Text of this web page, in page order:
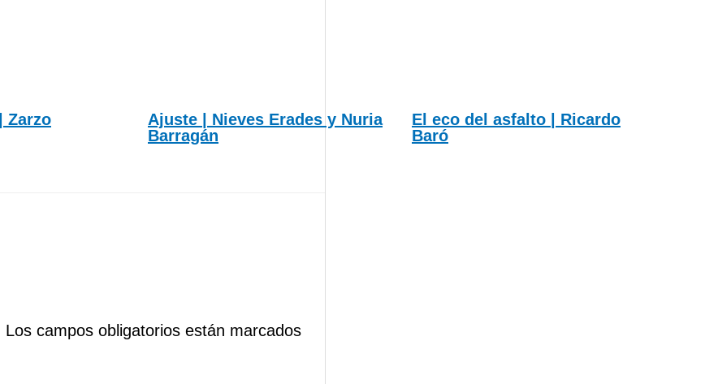
Zarzo
Ajuste | Nieves Erades y Nuria
Barragán
El eco del asfalto | Ricardo
Baró
Los campos obligatorios están marcados